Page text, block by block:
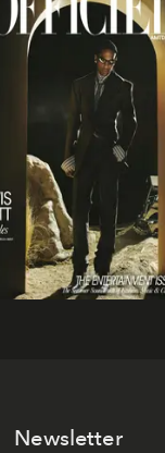
Newsletter